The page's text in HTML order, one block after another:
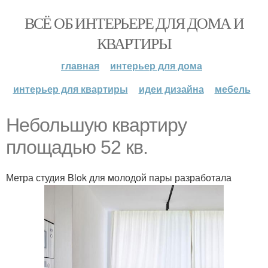
ВСЁ ОБ ИНТЕРЬЕРЕ ДЛЯ ДОМА И
КВАРТИРЫ
главная
интерьер для дома
интерьер для квартиры
идеи дизайна мебель
Небольшую квартиру
площадью 52 кв.
Метра студия Blok для молодой пары разработала